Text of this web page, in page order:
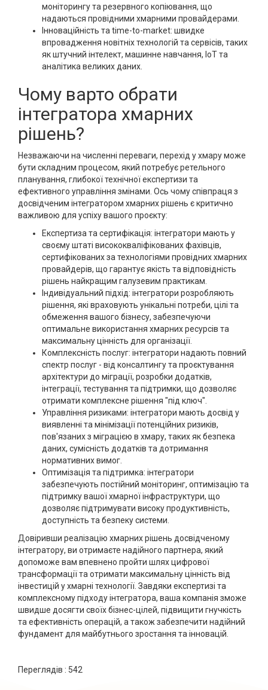
моніторингу та резервного копіювання, що
надаються провідними хмарними провайдерами.
Інноваційність та time-to-market: швидке
впровадження новітніх технологій та сервісів, таких
як штучний інтелект, машинне навчання, IoT та
аналітика великих даних.
Чому варто обрати
інтегратора хмарних
рішень?
Незважаючи на численні переваги, перехід у хмару може
бути складним процесом, який потребує ретельного
планування, глибокої технічної експертизи та
ефективного управління змінами. Ось чому співпраця з
досвідченим інтегратором хмарних рішень є критично
важливою для успіху вашого проєкту:
Експертиза та сертифікація: інтегратори мають у
своєму штаті висококваліфікованих фахівців,
сертифікованих за технологіями провідних хмарних
провайдерів, що гарантує якість та відповідність
рішень найкращим галузевим практикам.
Індивідуальний підхід: інтегратори розробляють
рішення, які враховують унікальні потреби, цілі та
обмеження вашого бізнесу, забезпечуючи
оптимальне використання хмарних ресурсів та
максимальну цінність для організації.
Комплексність послуг: інтегратори надають повний
спектр послуг - від консалтингу та проєктування
архітектури до міграції, розробки додатків,
інтеграції, тестування та підтримки, що дозволяє
отримати комплексне рішення "під ключ".
Управління ризиками: інтегратори мають досвід у
виявленні та мінімізації потенційних ризиків,
пов'язаних з міграцією в хмару, таких як безпека
даних, сумісність додатків та дотримання
нормативних вимог.
Оптимізація та підтримка: інтегратори
забезпечують постійний моніторинг, оптимізацію та
підтримку вашої хмарної інфраструктури, що
дозволяє підтримувати високу продуктивність,
доступність та безпеку системи.
Довіривши реалізацію хмарних рішень досвідченому
інтегратору, ви отримаєте надійного партнера, який
допоможе вам впевнено пройти шлях цифрової
трансформації та отримати максимальну цінність від
інвестицій у хмарні технології. Завдяки експертизі та
комплексному підходу інтегратора, ваша компанія зможе
швидше досягти своїх бізнес-цілей, підвищити гнучкість
та ефективність операцій, а також забезпечити надійний
фундамент для майбутнього зростання та інновацій.
Переглядів : 542